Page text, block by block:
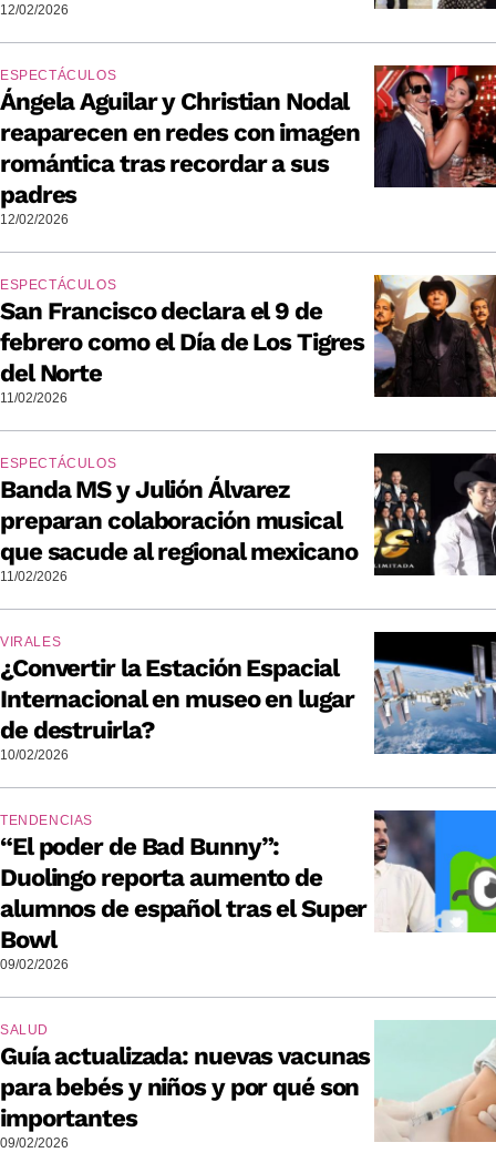
12/02/2026
ESPECTÁCULOS
Ángela Aguilar y Christian Nodal
reaparecen en redes con imagen
romántica tras recordar a sus
padres
12/02/2026
ESPECTÁCULOS
San Francisco declara el 9 de
febrero como el Día de Los Tigres
del Norte
11/02/2026
ESPECTÁCULOS
Banda MS y Julión Álvarez
preparan colaboración musical
que sacude al regional mexicano
11/02/2026
VIRALES
¿Convertir la Estación Espacial
Internacional en museo en lugar
de destruirla?
10/02/2026
TENDENCIAS
“El poder de Bad Bunny”:
Duolingo reporta aumento de
alumnos de español tras el Super
Bowl
09/02/2026
SALUD
Guía actualizada: nuevas vacunas
para bebés y niños y por qué son
importantes
09/02/2026